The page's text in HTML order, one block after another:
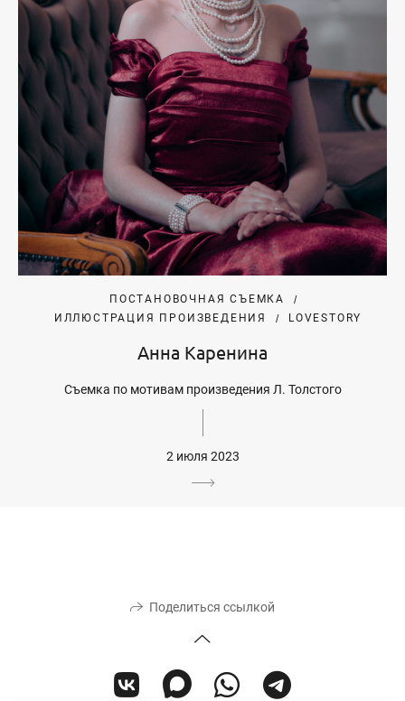
ПОСТАНОВОЧНАЯ СЪЕМКА
ИЛЛЮСТРАЦИЯ ПРОИЗВЕДЕНИЯ
LOVESTORY
Анна Каренина
Съемка по мотивам произведения Л. Толстого
2 июля 2023
Поделиться ссылкой